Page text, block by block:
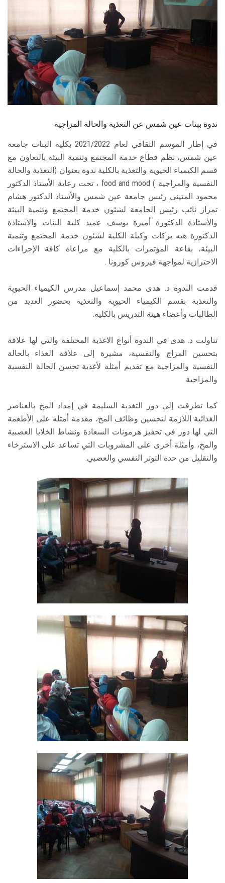
الدراسات العليا
الخريجين
الموظفون
سجل الان
ندوة ببنات عين شمس عن التغذية والحالة المزاجية
في إطار الموسم الثقافي لعام 2021/2022 بكلية البنات جامعة
عين شمس، نظم قطاع خدمة المجتمع وتنمية البيئة بالتعاون مع
قسم الكيمياء الحيوية والتغذية بالكلية ندوة بعنوان (التغذية والحالة
النفسية والمزاجية ) food and mood ، تحت رعاية الأستاذ الدكتور
محمود المتيني رئيس جامعة عين شمس والأستاذ الدكتور هشام
تمراز نائب رئيس الجامعة لشئون خدمة المجتمع وتنمية البيئة
والأستاذة الدكتورة أميرة يوسف عميد كلية البنات والأستاذة
الدكتورة هبه بركات وكيلة الكلية لشئون خدمة المجتمع وتنمية
البيئة، بقاعة المؤتمرات بالكلية مع مراعاة كافة الإجراءات
الاحترازية لمواجهة فيروس كورونا .
قدمت الندوة د. هدى محمد إسماعيل مدرس الكيمياء الحيوية
والتغذية بقسم الكيمياء الحيوية والتغذية بحضور العديد من
الطالبات وأعضاء هيئة التدريس بالكلية.
تناولت د. هدى في الندوة أنواع الاغذية المختلفة والتي لها علاقة
بتحسين المزاج والنفسية، مشيرة إلى علاقة الغذاء بالحالة
النفسية والمزاجية مع تقديم أمثله لأغذية تحسن الحالة النفسية
والمزاجية.
كما تطرقت إلى دور التغذية السليمة في إمداد المخ بالعناصر
الغذائية اللازمة لتحسين وظائف المخ، مقدمة أمثله على الأطعمة
التي لها دور في تحفيز هرمونات السعادة ونشاط الخلايا العصبية
والمخ، وأمثلة أخرى على المشروبات التي تساعد على الاسترخاء
والتقليل من حدة التوتر النفسي والعصبي.